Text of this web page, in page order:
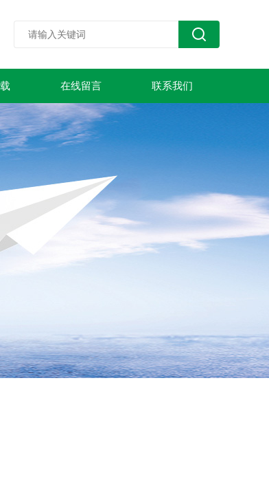
在线留言 联系我们